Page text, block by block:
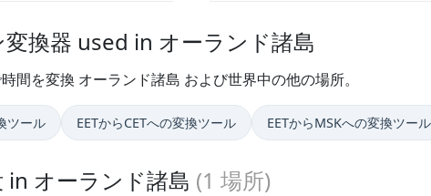
換器 used in オーランド諸島
間を変換 オーランド諸島 および世界中の他の場所。
ツール EETからCETへの変換ツール EETからMSKへの変換ツール
in オーランド諸島 (1 場所)